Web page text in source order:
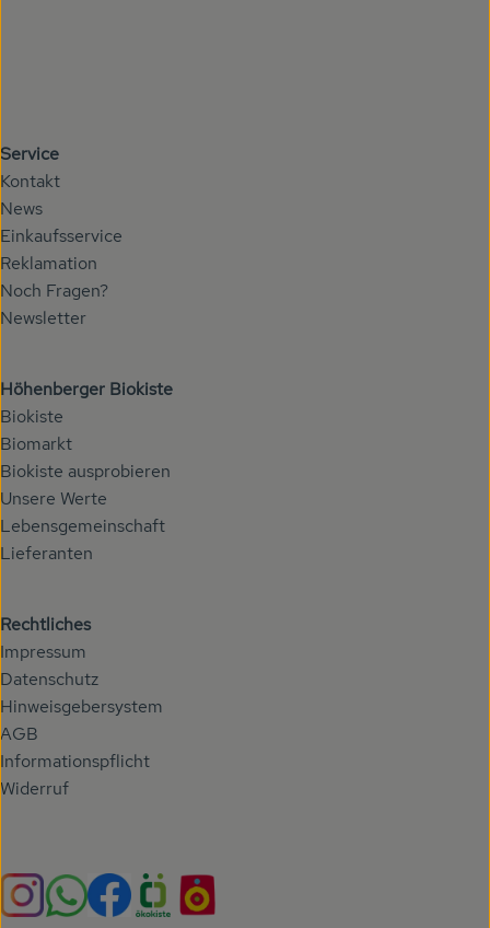
Service
Kontakt
News
Einkaufsservice
Reklamation
Noch Fragen?
Newsletter
Höhenberger Biokiste
Biokiste
Biomarkt
Biokiste ausprobieren
Unsere Werte
Lebensgemeinschaft
Lieferanten
Rechtliches
Impressum
Datenschutz
Hinweisgebersystem
AGB
Informationspflicht
Widerruf
Externer Link zu https://www.instagram.com/
Externer Link zu https://whatsapp.com/channel/
Externer Link zu https://www.facebook.com/
Externer Link zu https://